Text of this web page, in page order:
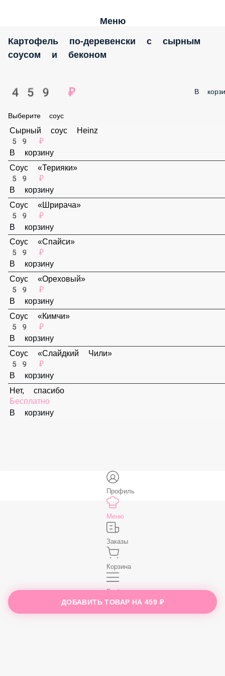
Меню
Картофель по-деревенски с сырным соусом
и беконом
459 ₽ В
Выберите соус
Сырный соус Heinz
59 ₽
В корзину
Соус «Терияки»
59 ₽
В корзину
Соус «Шрирача»
59 ₽
В корзину
Соус «Спайси»
59 ₽
В корзину
Соус «Ореховый»
59 ₽
В корзину
Соус «Кимчи»
59 ₽
В корзину
Соус «Слайдкий Чили»
59 ₽
ДОБАВИТЬ ТОВАР НА459 ₽
Профиль
Меню
Заказы